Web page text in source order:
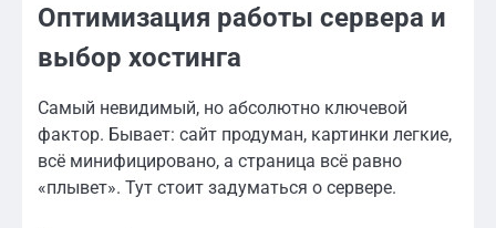
Оптимизация работы сервера и
выбор хостинга
Самый невидимый, но абсолютно ключевой
фактор. Бывает: сайт продуман, картинки легкие,
всё минифицировано, а страница всё равно
«плывет». Тут стоит задуматься о сервере.